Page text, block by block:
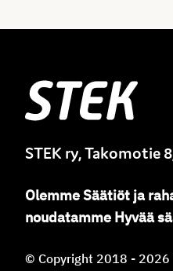
Stek
STEK ry, Takomotie
OlemmeSäätiöt ja
noudatamme Hyvää
© Copyright 2018 - 2026